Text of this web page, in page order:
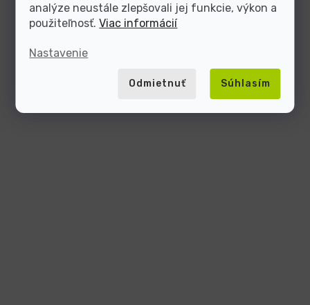
analýze neustále zlepšovali jej funkcie, výkon a
použiteľnosť.Viac informácií
Nastavenie
Odmietnuť Súhlasím